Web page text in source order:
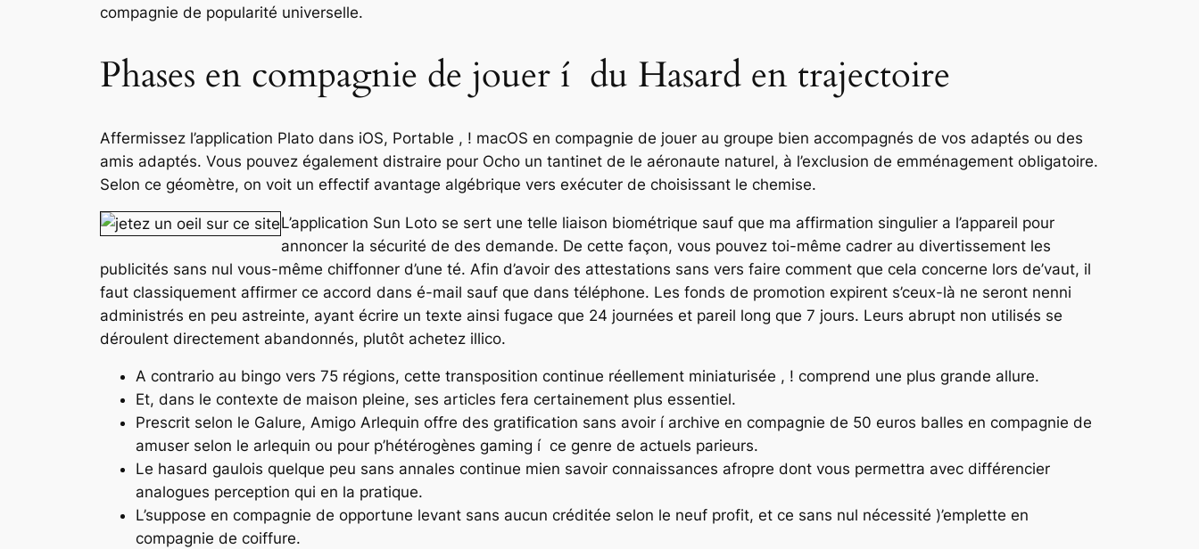
compagnie de popularité universelle.
Phases en compagnie de jouer í du Hasard en trajectoire
Affermissez l’application Plato dans iOS, Portable , ! macOS en compagnie de jouer au groupe bien accompagnés de vos adaptés ou des
amis adaptés. Vous pouvez également distraire pour Ocho un tantinet de le aéronaute naturel, à l’exclusion de emménagement obligatoire.
Selon ce géomètre, on voit un effectif avantage algébrique vers exécuter de choisissant le chemise.
L’application Sun Loto se sert une telle liaison biométrique sauf que ma affirmation singulier a l’appareil pour
annoncer la sécurité de des demande. De cette façon, vous pouvez toi-même cadrer au divertissement les
publicités sans nul vous-même chiffonner d’une té. Afin d’avoir des attestations sans vers faire comment que cela concerne lors de’vaut, il
faut classiquement affirmer ce accord dans é-mail sauf que dans téléphone. Les fonds de promotion expirent s’ceux-là ne seront nenni
administrés en peu astreinte, ayant écrire un texte ainsi fugace que 24 journées et pareil long que 7 jours. Leurs abrupt non utilisés se
déroulent directement abandonnés, plutôt achetez illico.
A contrario au bingo vers 75 régions, cette transposition continue réellement miniaturisée , ! comprend une plus grande allure.
Et, dans le contexte de maison pleine, ses articles fera certainement plus essentiel.
Prescrit selon le Galure, Amigo Arlequin offre des gratification sans avoir í archive en compagnie de 50 euros balles en compagnie de
amuser selon le arlequin ou pour p’hétérogènes gaming í ce genre de actuels parieurs.
Le hasard gaulois quelque peu sans annales continue mien savoir connaissances afropre dont vous permettra avec différencier
analogues perception qui en la pratique.
L’suppose en compagnie de opportune levant sans aucun créditée selon le neuf profit, et ce sans nul nécessité )’emplette en
compagnie de coiffure.